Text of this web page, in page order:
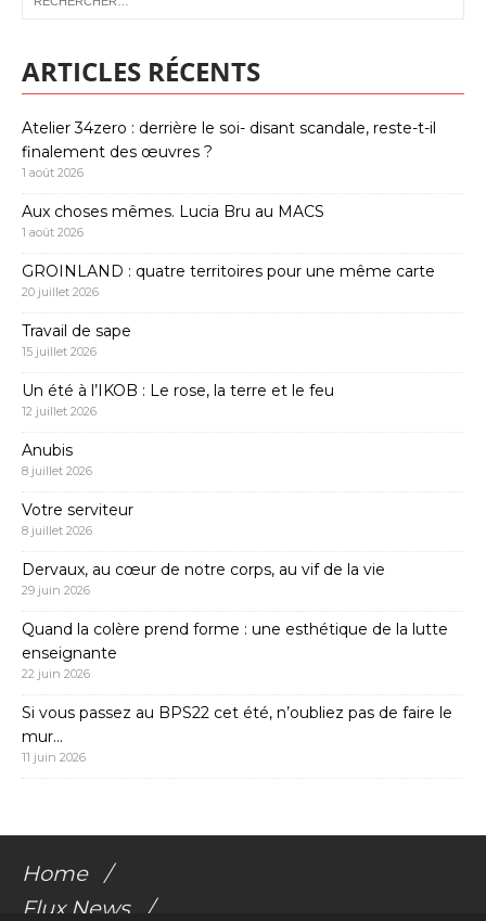
ARTICLES RÉCENTS
Atelier 34zero : derrière le soi- disant scandale, reste-t-il
finalement des œuvres ?
1 août 2026
Aux choses mêmes. Lucia Bru au MACS
1 août 2026
GROINLAND : quatre territoires pour une même carte
20 juillet 2026
Travail de sape
15 juillet 2026
Un été à l’IKOB : Le rose, la terre et le feu
12 juillet 2026
Anubis
8 juillet 2026
Votre serviteur
8 juillet 2026
Dervaux, au cœur de notre corps, au vif de la vie
29 juin 2026
Quand la colère prend forme : une esthétique de la lutte
enseignante
22 juin 2026
Si vous passez au BPS22 cet été, n’oubliez pas de faire le
mur…
11 juin 2026
Home
Flux News